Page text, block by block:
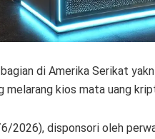
di Amerika Serikat
melarang kios mata uang
2026), disponsori oleh